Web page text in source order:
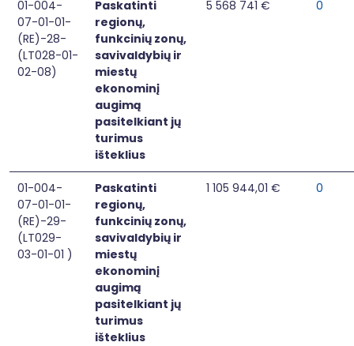
01-004-
07-01-01-
(RE)-28-
(LT028-01-
02-08)
Paskatinti
regionų,
funkcinių zonų,
savivaldybių ir
miestų
ekonominį
augimą
pasitelkiant jų
turimus
išteklius
5 568 741 € 0
01-004-
07-01-01-
(RE)-29-
(LT029-
03-01-01 )
Paskatinti
regionų,
funkcinių zonų,
savivaldybių ir
miestų
ekonominį
augimą
pasitelkiant jų
turimus
išteklius
1 105 944,01 € 0